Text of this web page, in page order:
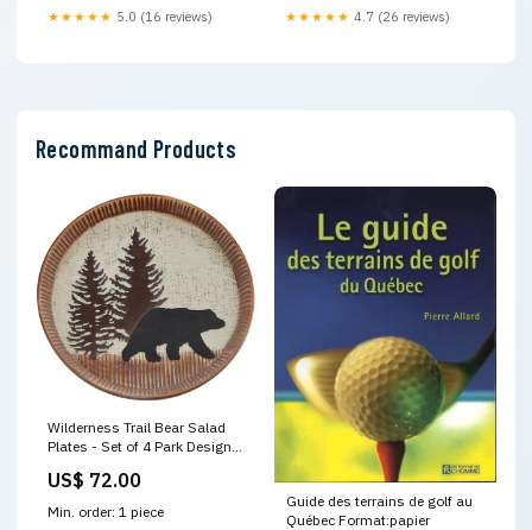
★★★★★ 5.0 (16 reviews) ★★★★★ 4.7 (26 reviews)
Recommand Products
Wilderness Trail Bear Salad
Plates - Set of 4 Park Designs
US$ 72.00
Min. order: 1 piece
Guide des terrains de golf au
Québec Format:papier